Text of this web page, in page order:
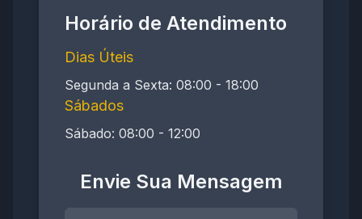
Horário de Atendimento
Dias Úteis
Segunda a Sexta: 08:00 - 18:00
Sábados
Sábado: 08:00 - 12:00
Envie Sua Mensagem